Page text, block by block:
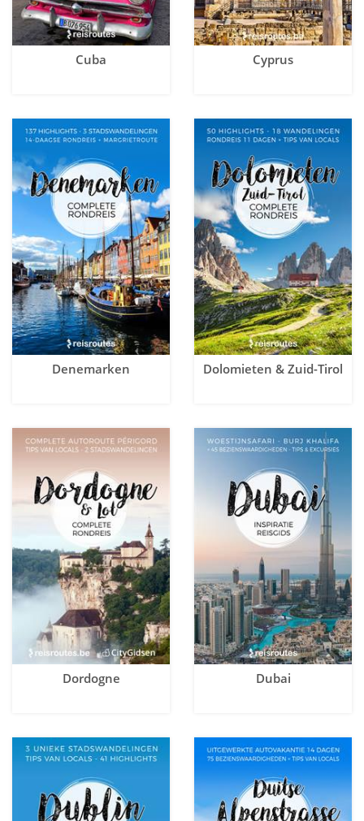
Cuba Cyprus
Denemarken Dolomieten & Zuid-Tirol
Dordogne Dubai